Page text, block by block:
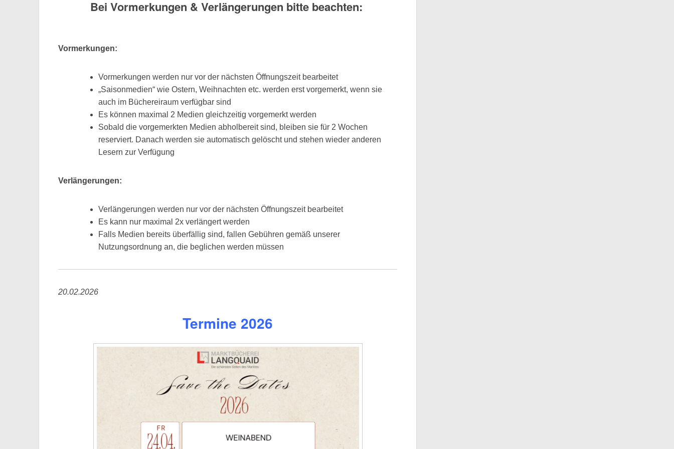
Bei Vormerkungen & Verlängerungen bitte beachten:
Vormerkungen:
Vormerkungen werden nur vor der nächsten Öffnungszeit bearbeitet
„Saisonmedien“ wie Ostern, Weihnachten etc. werden erst vorgemerkt, wenn sie
auch im Büchereiraum verfügbar sind
Es können maximal 2 Medien gleichzeitig vorgemerkt werden
Sobald die vorgemerkten Medien abholbereit sind, bleiben sie für 2 Wochen
reserviert. Danach werden sie automatisch gelöscht und stehen wieder anderen
Lesern zur Verfügung
Verlängerungen:
Verlängerungen werden nur vor der nächsten Öffnungszeit bearbeitet
Es kann nur maximal 2x verlängert werden
Falls Medien bereits überfällig sind, fallen Gebühren gemäß unserer
Nutzungsordnung an, die beglichen werden müssen
20.02.2026
Termine 2026